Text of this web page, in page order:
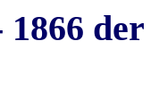
1866